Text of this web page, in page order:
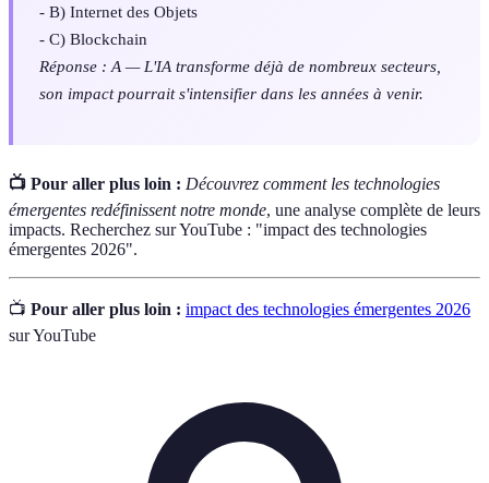
- B) Internet des Objets
- C) Blockchain
Réponse : A — L'IA transforme déjà de nombreux secteurs,
son impact pourrait s'intensifier dans les années à venir.
📺 Pour aller plus loin : Découvrez comment les technologies
émergentes redéfinissent notre monde, une analyse complète de leurs
impacts. Recherchez sur YouTube : "impact des technologies
émergentes 2026".
📺 Pour aller plus loin : impact des technologies émergentes 2026
sur YouTube